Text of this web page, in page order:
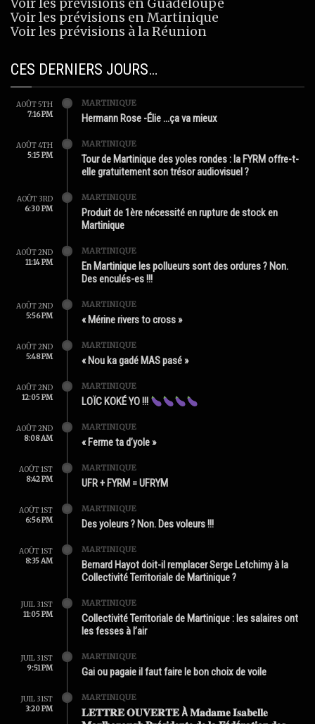
Voir les prévisions en Guadeloupe
Voir les prévisions en Martinique
Voir les prévisions à la Réunion
CES DERNIERS JOURS…
AOÛT 5TH
7:16 PM
MARTINIQUE
Hermann Rose -Élie …ça va mieux
AOÛT 4TH
5:15 PM
MARTINIQUE
Tour de Martinique des yoles rondes : la FYRM offre-t-
elle gratuitement son trésor audiovisuel ?
AOÛT 3RD
6:30 PM
MARTINIQUE
Produit de 1ère nécessité en rupture de stock en
Martinique
AOÛT 2ND
11:14 PM
MARTINIQUE
En Martinique les pollueurs sont des ordures ? Non.
Des enculés-es !!!
AOÛT 2ND
5:56 PM
MARTINIQUE
« Mérine rivers to cross »
AOÛT 2ND
5:48 PM
MARTINIQUE
« Nou ka gadé MAS pasé »
AOÛT 2ND
12:05 PM
MARTINIQUE
LOÏC KOKÉ YO !!!
AOÛT 2ND
8:08 AM
MARTINIQUE
« Ferme ta d’yole »
AOÛT 1ST
8:42 PM
MARTINIQUE
UFR + FYRM = UFRYM
AOÛT 1ST
6:56 PM
MARTINIQUE
Des yoleurs ? Non. Des voleurs !!!
AOÛT 1ST
8:35 AM
MARTINIQUE
Bernard Hayot doit-il remplacer Serge Letchimy à la
Collectivité Territoriale de Martinique ?
JUIL 31ST
11:05 PM
MARTINIQUE
Collectivité Territoriale de Martinique : les salaires ont
les fesses à l’air
JUIL 31ST
9:51 PM
MARTINIQUE
Gai ou pagaie il faut faire le bon choix de voile
JUIL 31ST
3:20 PM
MARTINIQUE
𝐋𝐄𝐓𝐓𝐑𝐄 𝐎𝐔𝐕𝐄𝐑𝐓𝐄 À 𝐌𝐚𝐝𝐚𝐦𝐞 𝐈𝐬𝐚𝐛𝐞𝐥𝐥𝐞